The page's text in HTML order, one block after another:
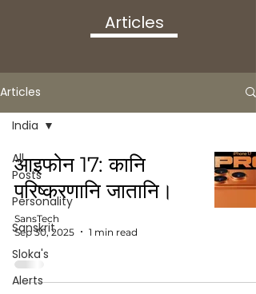
Articles
Articles
All
Posts
Personality
Sanskrit
Sloka's
Alerts
India
आइफोन 17: कानि
परिष्करणानि जातानि।
SansTech
Sep 30, 2025
1 min read